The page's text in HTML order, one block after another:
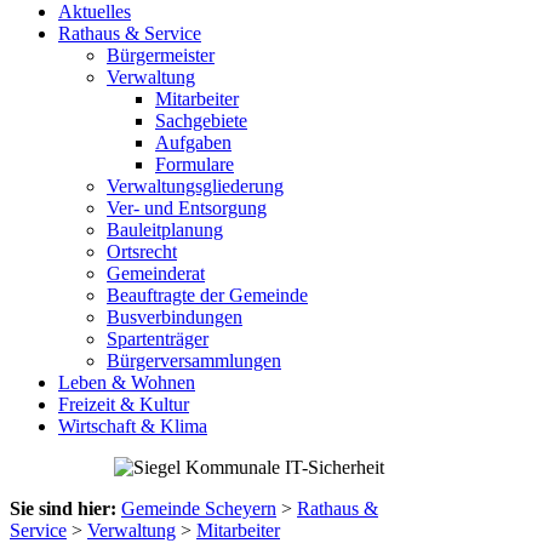
Aktuelles
Rathaus & Service
Bürgermeister
Verwaltung
Mitarbeiter
Sachgebiete
Aufgaben
Formulare
Verwaltungsgliederung
Ver- und Entsorgung
Bauleitplanung
Ortsrecht
Gemeinderat
Beauftragte der Gemeinde
Busverbindungen
Spartenträger
Bürgerversammlungen
Leben & Wohnen
Freizeit & Kultur
Wirtschaft & Klima
Sie sind hier: Gemeinde Scheyern > Rathaus &
Service > Verwaltung > Mitarbeiter